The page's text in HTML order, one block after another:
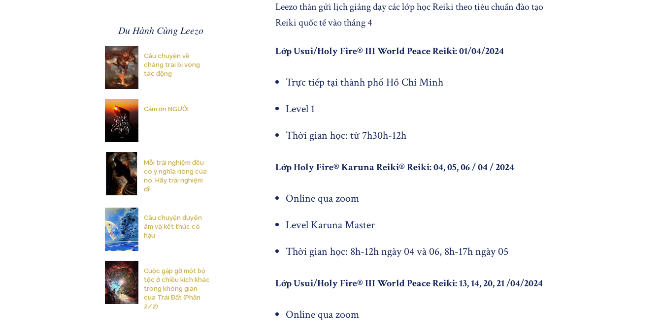
Du Hành Cùng Leezo
Câu chuyện về
chàng trai bị vong
tác động
Cảm ơn NGƯỜI
Mỗi trải nghiệm đều
có ý nghĩa riêng của
nó. Hãy trải nghiệm
đi!
Câu chuyện duyên
âm và kết thúc có
hậu
Cuộc gặp gỡ một bộ
tộc ở chiều kích khác
trong không gian
của Trái Đất (Phần
2/2)
Leezo thân gửi lịch giảng dạy các lớp học Reiki theo tiêu chuẩn đào tạo
Reiki quốc tế vào tháng 4
Lớp Usui/Holy Fire® III World Peace Reiki: 01/04/2024
Trực tiếp tại thành phố Hồ Chí Minh
Level 1
Thời gian học: từ 7h30h-12h
Lớp Holy Fire® Karuna Reiki® Reiki:04, 05, 06 / 04 / 2024
Online qua zoom
Level Karuna Master
Thời gian học: 8h-12h ngày 04 và 06, 8h-17h ngày 05
Lớp Usui/Holy Fire® III World Peace Reiki: 13, 14, 20, 21 /04/2024
Online qua zoom